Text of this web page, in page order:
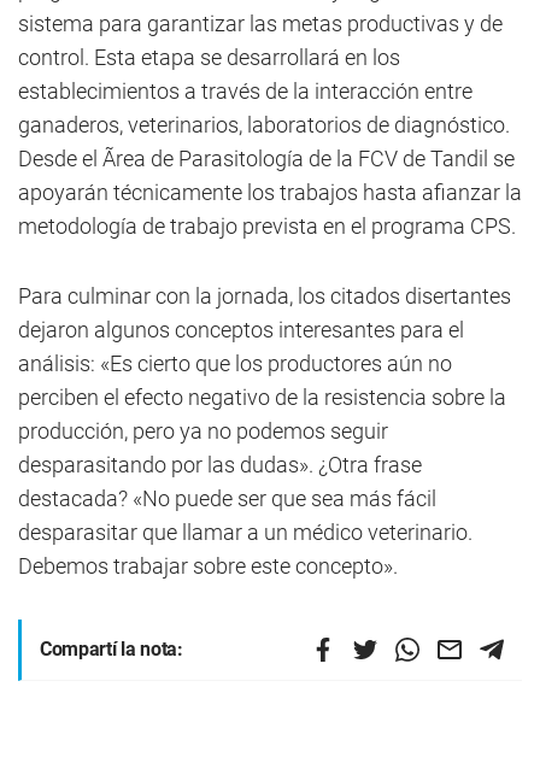
sistema para garantizar las metas productivas y de
control. Esta etapa se desarrollará en los
establecimientos a través de la interacción entre
ganaderos, veterinarios, laboratorios de diagnóstico.
Desde el Ãrea de Parasitología de la FCV de Tandil se
apoyarán técnicamente los trabajos hasta afianzar la
metodología de trabajo prevista en el programa CPS.
Para culminar con la jornada, los citados disertantes
dejaron algunos conceptos interesantes para el
análisis: «Es cierto que los productores aún no
perciben el efecto negativo de la resistencia sobre la
producción, pero ya no podemos seguir
desparasitando por las dudas». ¿Otra frase
destacada? «No puede ser que sea más fácil
desparasitar que llamar a un médico veterinario.
Debemos trabajar sobre este concepto».
Compartí la nota: